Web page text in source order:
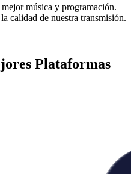
música y programación.
calidad de nuestra transmisión.
Plataformas